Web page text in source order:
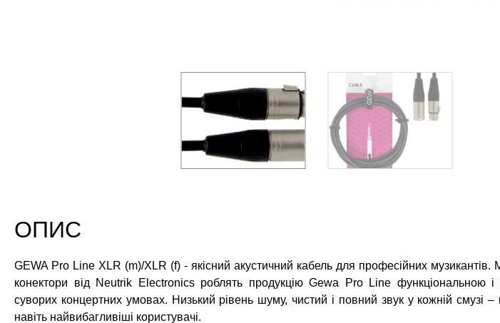
ОПИС
GEWA Pro Line XLR (m)/XLR (f) - якісний акустичний кабель для професійних музикантів.
конектори від Neutrik Electronics роблять продукцію Gewa Pro Line функціональною
суворих концертних умовах. Низький рівень шуму, чистий і повний звук у кожній смузі –
навіть найвибагливіші користувачі.